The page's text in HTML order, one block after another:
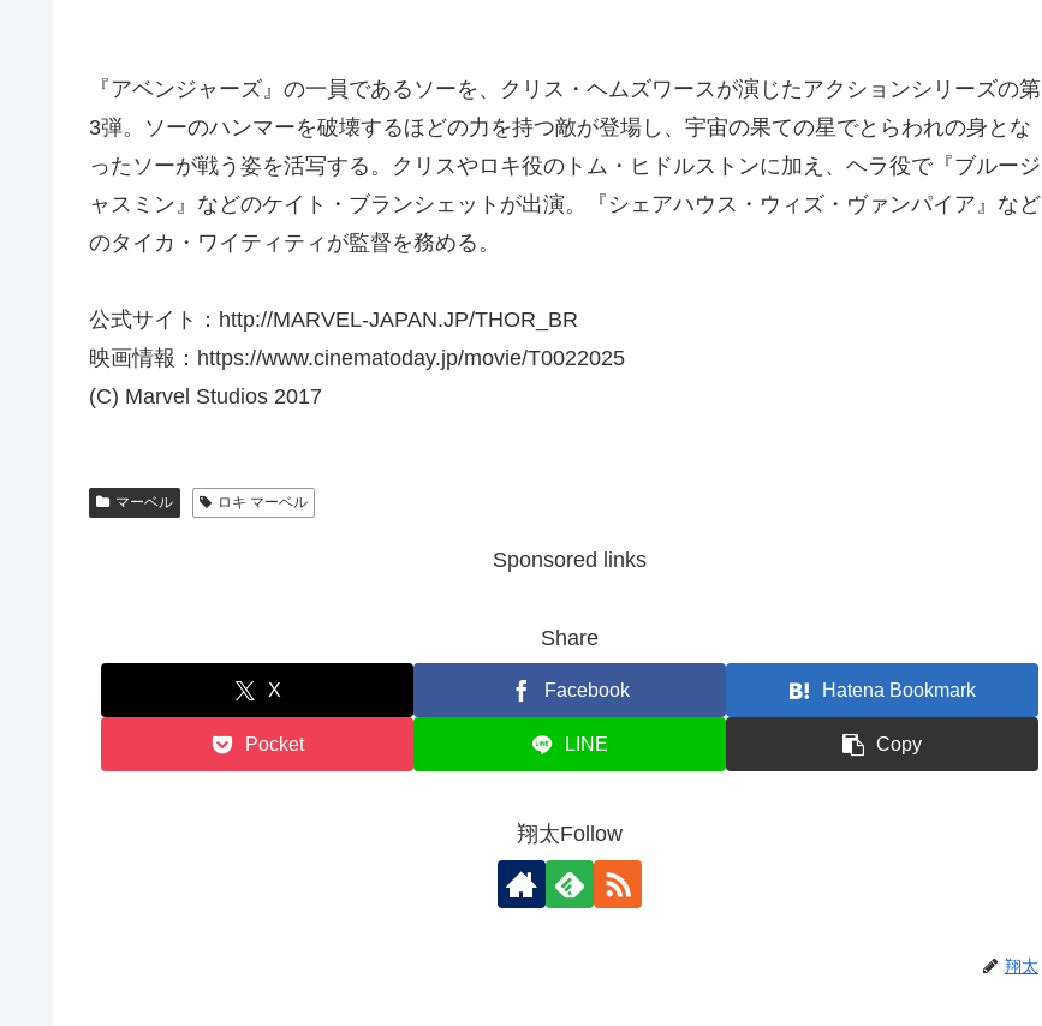
『アベンジャーズ』の一員であるソーを、クリス・ヘムズワースが演じたアクションシリーズの第
3弾。ソーのハンマーを破壊するほどの力を持つ敵が登場し、宇宙の果ての星でとらわれの身とな
ったソーが戦う姿を活写する。クリスやロキ役のトム・ヒドルストンに加え、ヘラ役で『ブルージ
ャスミン』などのケイト・ブランシェットが出演。『シェアハウス・ウィズ・ヴァンパイア』など
のタイカ・ワイティティが監督を務める。
公式サイト：http://MARVEL-JAPAN.JP/THOR_BR
映画情報：https://www.cinematoday.jp/movie/T0022025
(C) Marvel Studios 2017
マーベル ロキ マーベル
Sponsored links
Share
X Facebook Hatena Bookmark
Pocket LINE Copy
翔太Follow
翔太